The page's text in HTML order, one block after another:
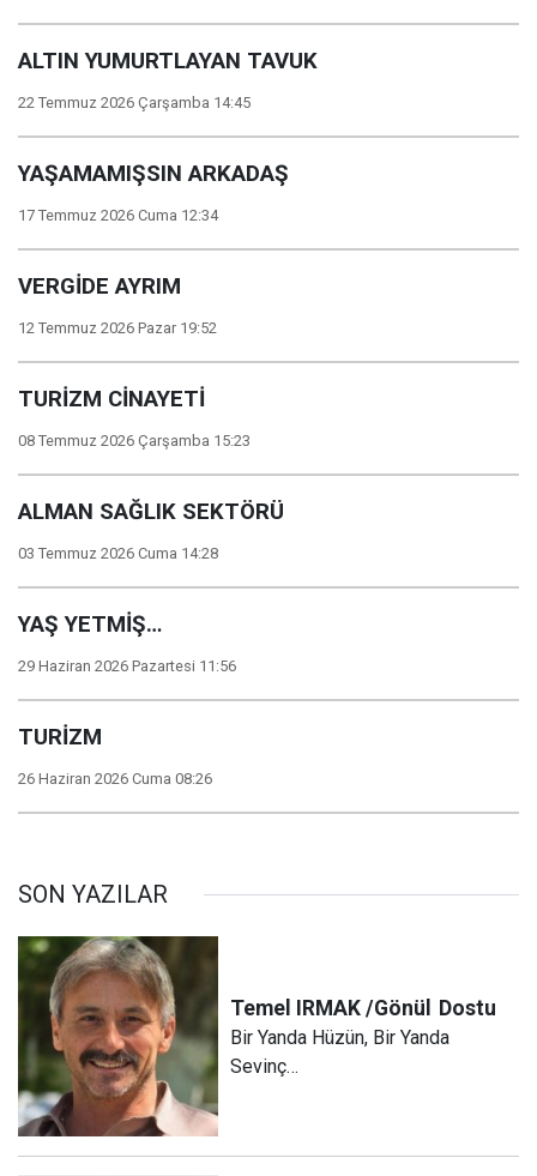
ALTIN YUMURTLAYAN TAVUK
22 Temmuz 2026 Çarşamba 14:45
YAŞAMAMIŞSIN ARKADAŞ
17 Temmuz 2026 Cuma 12:34
VERGİDE AYRIM
12 Temmuz 2026 Pazar 19:52
TURİZM CİNAYETİ
08 Temmuz 2026 Çarşamba 15:23
ALMAN SAĞLIK SEKTÖRÜ
03 Temmuz 2026 Cuma 14:28
YAŞ YETMİŞ…
29 Haziran 2026 Pazartesi 11:56
TURİZM
26 Haziran 2026 Cuma 08:26
SON YAZILAR
Temel IRMAK /Gönül Dostu
Bir Yanda Hüzün, Bir Yanda
Sevinç…